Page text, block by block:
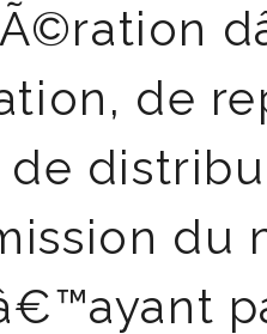
de
du